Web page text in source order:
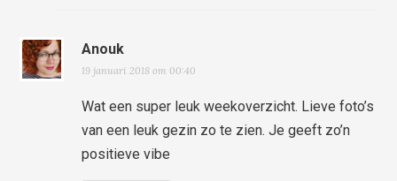
Anouk
19 januari 2018 om 00:40
Wat een super leuk weekoverzicht. Lieve foto’s
van een leuk gezin zo te zien. Je geeft zo’n
positieve vibe